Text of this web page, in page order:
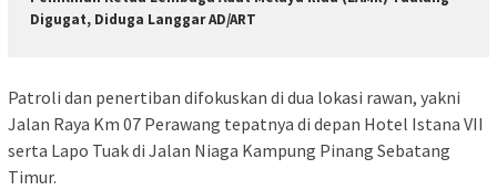
Digugat, Diduga Langgar AD/ART
Patroli dan penertiban difokuskan di dua lokasi rawan, yakni
Jalan Raya Km 07 Perawang tepatnya di depan Hotel Istana VII
serta Lapo Tuak di Jalan Niaga Kampung Pinang Sebatang
Timur.